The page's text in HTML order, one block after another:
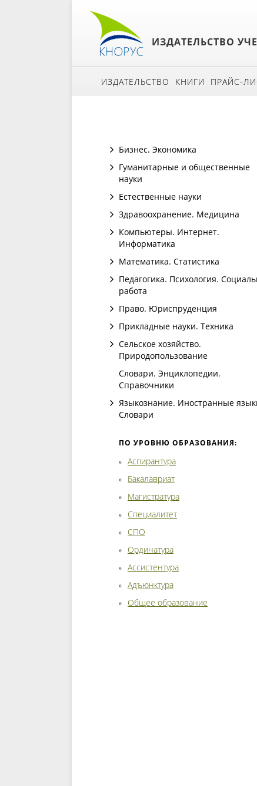
ИЗДАТЕЛЬСТВО
ИЗДАТЕЛЬСТВО КНИГИ ПРАЙС-
Бизнес. Экономика
Гуманитарные и общественные
науки
Естественные науки
Здравоохранение. Медицина
Компьютеры. Интернет.
Информатика
Математика. Статистика
Педагогика. Психология.
работа
Право. Юриспруденция
Прикладные науки. Техника
Сельское хозяйство.
Природопользование
Словари. Энциклопедии.
Справочники
Языкознание. Иностранные
Словари
ПО УРОВНЮ ОБРАЗОВАНИЯ:
Аспирантура
Бакалавриат
Магистратура
Специалитет
СПО
Ординатура
Ассистентура
Адъюнктура
Общее образование